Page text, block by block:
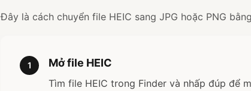
Đây là cách chuyển file HEIC sang JPG hoặc PNG
1 Mở file HEIC
Tìm file HEIC trong Finder và nhấp đúp để